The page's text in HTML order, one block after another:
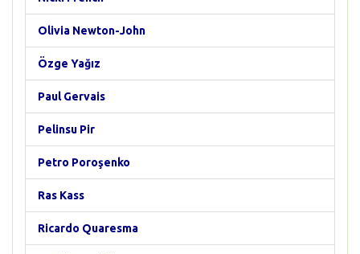
Olivia Newton-John
Özge Yağız
Paul Gervais
Pelinsu Pir
Petro Poroşenko
Ras Kass
Ricardo Quaresma